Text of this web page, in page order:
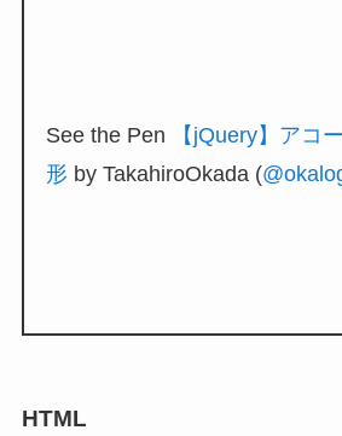
See the Pen
【jQuery】アコ
形 by TakahiroOkada (
HTML